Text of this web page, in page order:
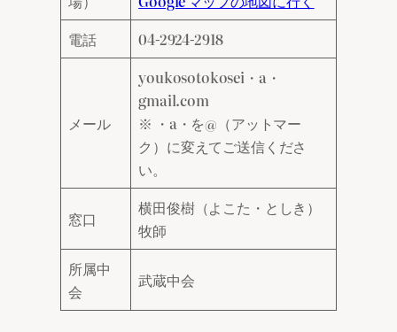
電話
04-2924-2918
メール
youkosotokosei・a・
gmail.com
※ ・a・を@（アットマー
ク）に変えてご送信くださ
い。
窓口
横田俊樹（よこた・としき）
牧師
所属中
会
武蔵中会